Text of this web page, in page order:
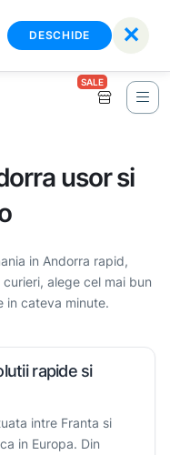
DESCHIDE ✕
SALE
usor si
in Andorra rapid,
alege cel mai bun
in cateva minute.
rapide si
intre Franta si
in Europa. Din